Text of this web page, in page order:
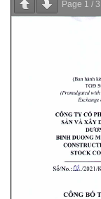
Page 1 / 3